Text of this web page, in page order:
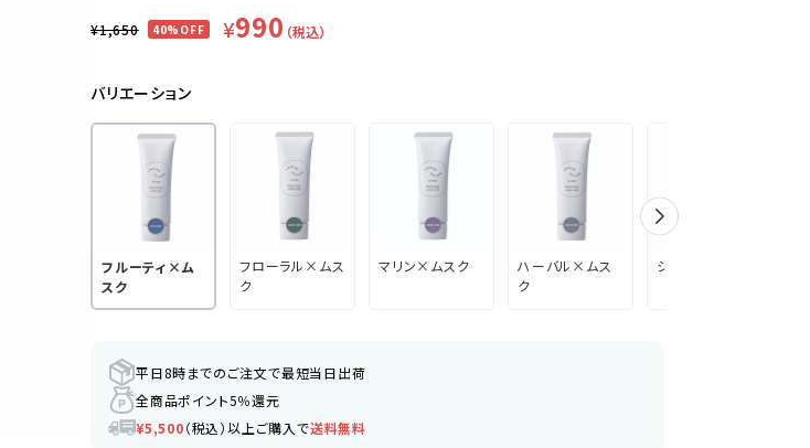
¥1,650 40%OFF ¥990 （税込）
バリエーション
フルーティ×ム
スク
フローラル×ムス
ク
マリン×ムスク
ハーバル×ムス
ク
シトラス×ムスク
平日8時までのご注文で最短当日出荷
全商品ポイント5％還元
¥5,500（税込）以上ご購入で送料無料